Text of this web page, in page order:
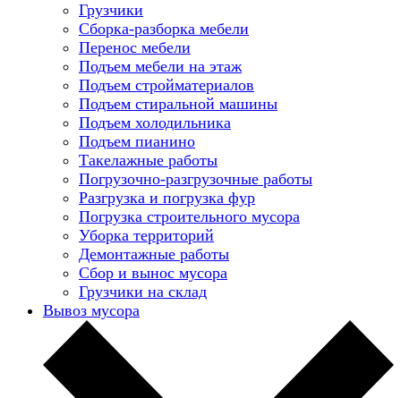
Грузчики
Сборка-разборка мебели
Перенос мебели
Подъем мебели на этаж
Подъем стройматериалов
Подъем стиральной машины
Подъем холодильника
Подъем пианино
Такелажные работы
Погрузочно-разгрузочные работы
Разгрузка и погрузка фур
Погрузка строительного мусора
Уборка территорий
Демонтажные работы
Сбор и вынос мусора
Грузчики на склад
Вывоз мусора